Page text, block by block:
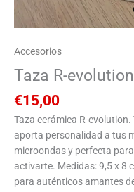
Accesorios
Taza R-
€15,00
Taza cerámica R-
aporta personalidad a tus
microondas y perfecta
activarte. Medidas: 9,5 x 8
para auténticos amantes